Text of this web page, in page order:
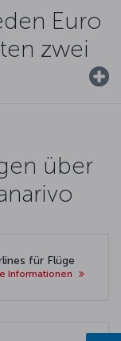
Euro
zwei
über
für Flüge
Informationen